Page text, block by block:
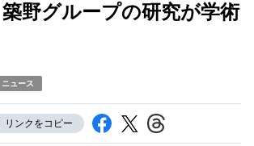
野グループの研究が学術
ニュース
リンクをコピー